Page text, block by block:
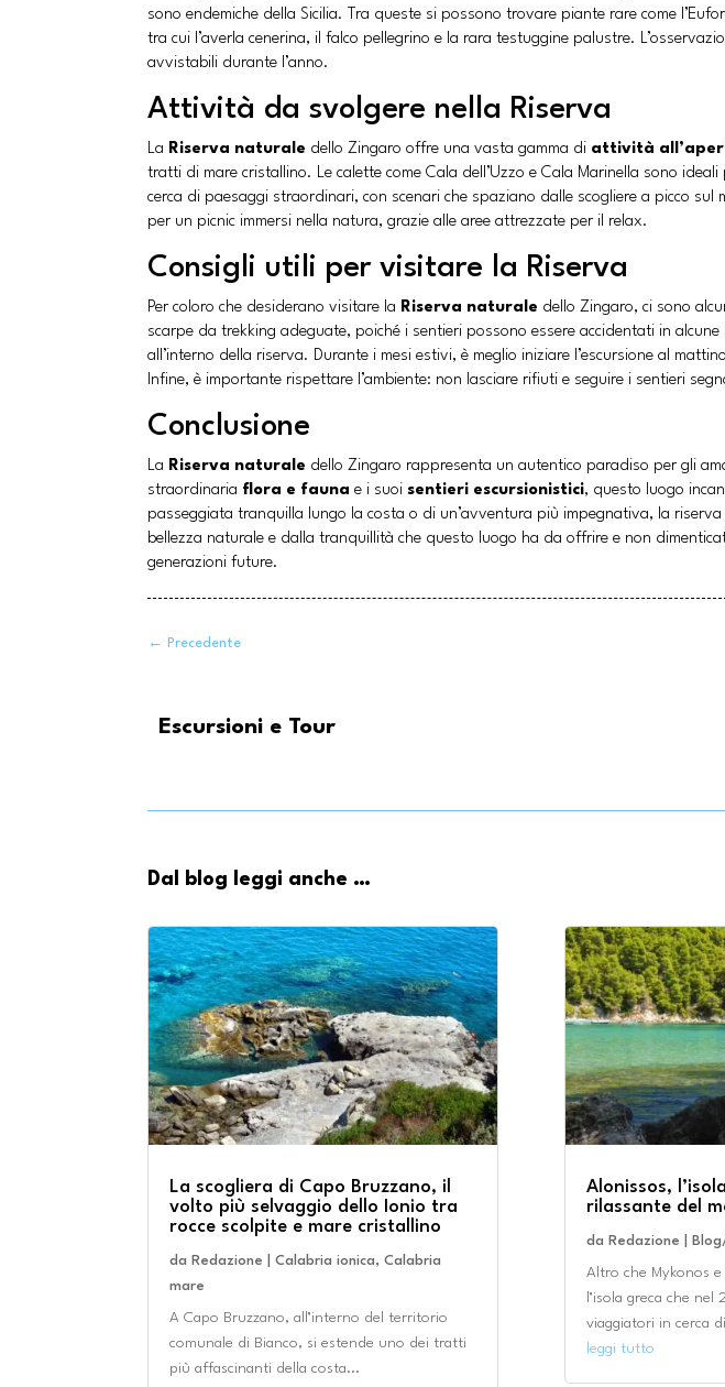
sono endemiche della Sicilia. Tra queste si possono trovare piante rare come
tra cui l’averla cenerina, il falco pellegrino e la rara testuggine palustre.
avvistabili durante l’anno.
Attività da svolgere nella Riserva
La Riserva naturale dello Zingaro offre una vasta gamma di attività
tratti di mare cristallino. Le calette come Cala dell’Uzzo e Cala Marinella sono
cerca di paesaggi straordinari, con scenari che spaziano dalle scogliere a picco
per un picnic immersi nella natura, grazie alle aree attrezzate per il relax.
Consigli utili per visitare la Riserva
Per coloro che desiderano visitare la Riserva naturale dello Zingaro, ci sono
scarpe da trekking adeguate, poiché i sentieri possono essere accidentati in
all’interno della riserva. Durante i mesi estivi, è meglio iniziare l’escursione al
Infine, è importante rispettare l’ambiente: non lasciare rifiuti e seguire i sentieri
Conclusione
La Riserva naturale dello Zingaro rappresenta un autentico paradiso per gli
straordinaria flora e fauna e i suoi sentieri escursionistici, questo luogo
passeggiata tranquilla lungo la costa o di un’avventura più impegnativa, la
bellezza naturale e dalla tranquillità che questo luogo ha da offrire e non
generazioni future.
← Precedente
Escursioni e Tour
Dal blog leggi anche …
La scogliera di Capo Bruzzano, il
volto più selvaggio dello Ionio tra
rocce scolpite e mare cristallino
da Redazione |Calabria ionica,Calabria
mare
A Capo Bruzzano, all’interno del territorio
comunale di Bianco, si estende uno dei tratti
più affascinanti della costa...
Alonissos,
rilassante del
da Redazione
Altro che Mykonos
l’isola greca che
viaggiatori in cerca
leggi tutto